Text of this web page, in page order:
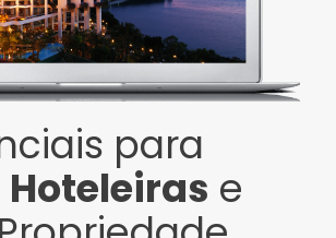
para
Hoteleiras e